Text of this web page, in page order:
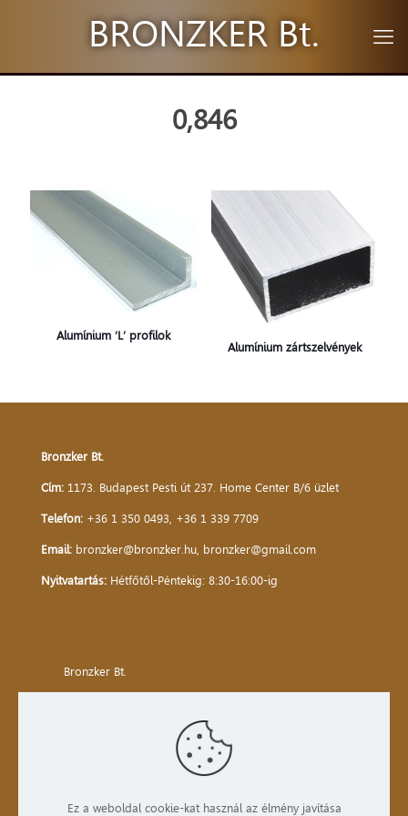
BRONZKER Bt.
0,846
Alumínium ‘L’ profilok
Alumínium zártszelvények
Bronzker Bt.
Cím: 1173. Budapest Pesti út 237. Home Center B/6 üzlet
Telefon: +36 1 350 0493 +36 1 339 7709
Email: bronzker@bronzker.hu bronzker@gmail.com
Nyitvatartás: Hétfőtől-Péntekig: 8:30-16:00-ig
Bronzker Bt.
TermékekEz a weboldal cookie-kat használ az élmény javítása